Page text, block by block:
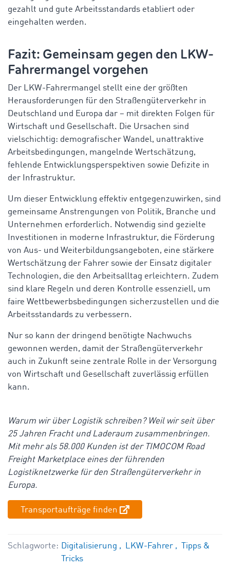
gezahlt und gute Arbeitsstandards etabliert oder
eingehalten werden.
Fazit: Gemeinsam gegen den LKW-
Fahrermangel vorgehen
Der LKW-Fahrermangel stellt eine der größten
Herausforderungen für den Straßengüterverkehr in
Deutschland und Europa dar – mit direkten Folgen für
Wirtschaft und Gesellschaft. Die Ursachen sind
vielschichtig: demografischer Wandel, unattraktive
Arbeitsbedingungen, mangelnde Wertschätzung,
fehlende Entwicklungsperspektiven sowie Defizite in
der Infrastruktur.
Um dieser Entwicklung effektiv entgegenzuwirken, sind
gemeinsame Anstrengungen von Politik, Branche und
Unternehmen erforderlich. Notwendig sind gezielte
Investitionen in moderne Infrastruktur, die Förderung
von Aus- und Weiterbildungsangeboten, eine stärkere
Wertschätzung der Fahrer sowie der Einsatz digitaler
Technologien, die den Arbeitsalltag erleichtern. Zudem
sind klare Regeln und deren Kontrolle essenziell, um
faire Wettbewerbsbedingungen sicherzustellen und die
Arbeitsstandards zu verbessern.
Nur so kann der dringend benötigte Nachwuchs
gewonnen werden, damit der Straßengüterverkehr
auch in Zukunft seine zentrale Rolle in der Versorgung
von Wirtschaft und Gesellschaft zuverlässig erfüllen
kann.
Warum wir über Logistik schreiben? Weil wir seit über
25 Jahren Fracht und Laderaum zusammenbringen.
Mit mehr als 58.000 Kunden ist der TIMOCOM Road
Freight Marketplace eines der führenden
Logistiknetzwerke für den Straßengüterverkehr in
Europa.
Transportaufträge finden
Schlagworte: Digitalisierung LKW-Fahrer
Tipps &
Tricks